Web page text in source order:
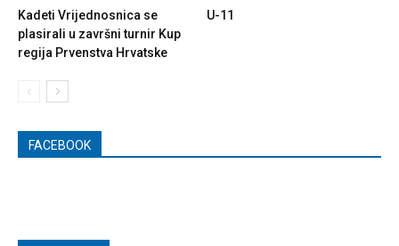
Kadeti Vrijednosnica se
plasirali u završni turnir Kup
regija Prvenstva Hrvatske
U-11
FACEBOOK